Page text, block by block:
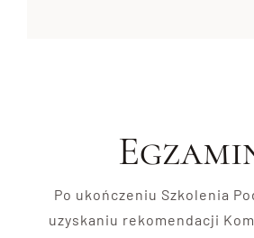
Po ukończeniu Szkolenia
uzyskaniu rekomendacji